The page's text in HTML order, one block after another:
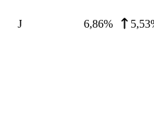
J 6,86%